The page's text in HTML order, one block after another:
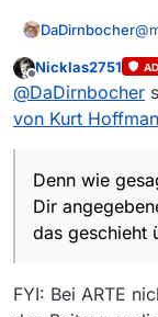
DaDirnbocher@
-
Offline
Nicklas2751
@DaDirnbocher
von Kurt
Denn wie
Dir
das geschieht
FYI: Bei ARTE